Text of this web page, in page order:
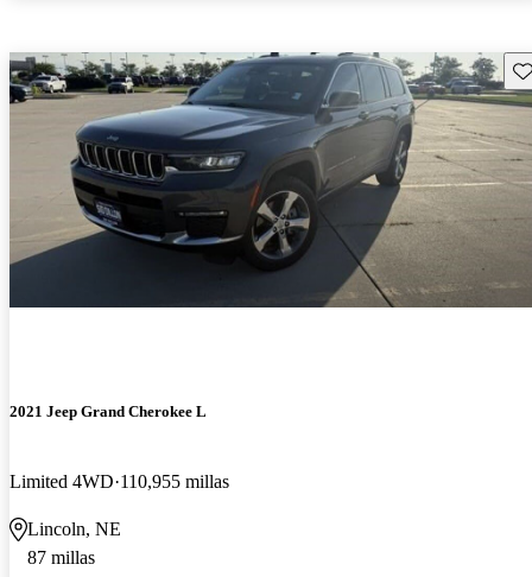
2021 Jeep Grand Cherokee L
Limited 4WD 110,955 millas
Lincoln, NE
87 millas